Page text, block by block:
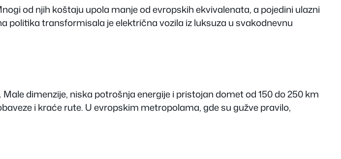
od njih koštaju upola manje od evropskih ekvivalenata, a pojedini ulazni
politika transformisala je električna vozila iz luksuza u svakodnevnu
dimenzije, niska potrošnja energije i pristojan domet od 150 do 250 km
i kraće rute. U evropskim metropolama, gde su gužve pravilo,